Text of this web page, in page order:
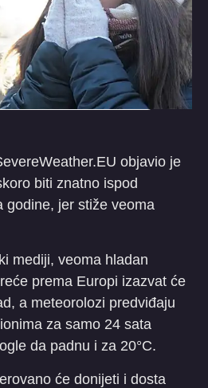
objavio je
biti znatno ispod
godine, jer stiže veoma
mediji, veoma hladan
prema Europi izazvat će
a meteorolozi predviđaju
za samo 24 sata
da padnu i za 20°C.
će donijeti i dosta